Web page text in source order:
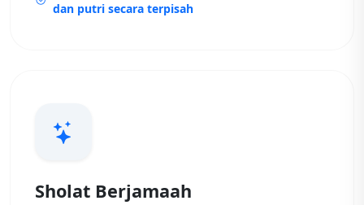
dan putri secara terpisah
Sholat Berjamaah